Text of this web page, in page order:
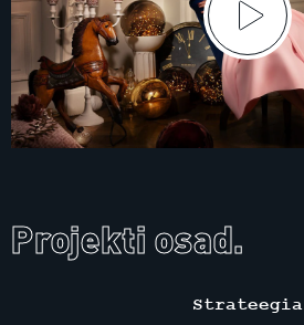
Projekti osad.
Strateegia